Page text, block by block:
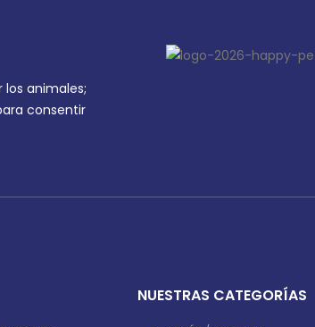
animales;
consentir
NUESTRAS CATEGORÍAS